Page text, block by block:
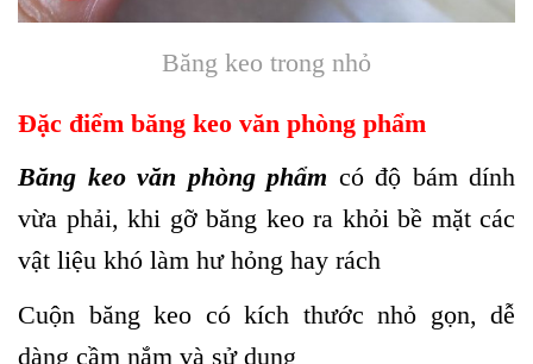
Băng keo trong nhỏ
Đặc điểm băng keo văn phòng phẩm
Băng keo văn phòng phẩm có độ bám dính
vừa phải, khi gỡ băng keo ra khỏi bề mặt các
vật liệu khó làm hư hỏng hay rách
Cuộn băng keo có kích thước nhỏ gọn, dễ
dàng cầm nắm và sử dụng